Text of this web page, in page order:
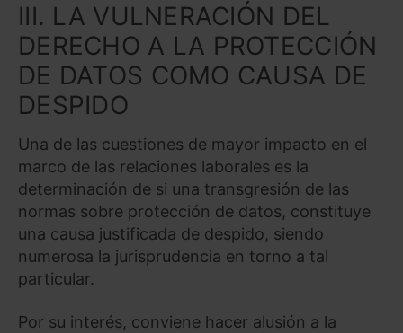
III. LA VULNERACIÓN DEL
DERECHO A LA PROTECCIÓN
DE DATOS COMO CAUSA DE
DESPIDO
Una de las cuestiones de mayor impacto en el
marco de las relaciones laborales es la
determinación de si una transgresión de las
normas sobre protección de datos, constituye
una causa justificada de despido, siendo
numerosa la jurisprudencia en torno a tal
particular.
Por su interés, conviene hacer alusión a la